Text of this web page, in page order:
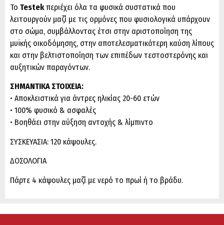
Το Testekπεριέχει όλα τα φυσικά συστατικά που
λειτουργούν μαζί με τις ορμόνες που φυσιολογικά υπάρχουν
στο σώμα, συμβάλλοντας έτσι στην αριστοποίηση της
μυϊκής οικοδόμησης, στην αποτελεσματικότερη καύση λίπους
και στην βελτιστοποίηση των επιπέδων τεστοστερόνης και
αυξητικών παραγόντων.
ΣΗΜΑΝΤΙΚΑ ΣΤΟΙΧΕΙΑ:
• Αποκλειστικά για άντρες ηλικίας 20-60 ετών
• 100% φυσικό & ασφαλές
• Βοηθάει στην αύξηση αντοχής & λίμπιντο
ΣΥΣΚΕΥΑΣΙΑ: 120 κάψουλες.
ΔΟΣΟΛΟΓΙΑ
Πάρτε 4 κάψουλες μαζί με νερό το πρωί ή το βράδυ.